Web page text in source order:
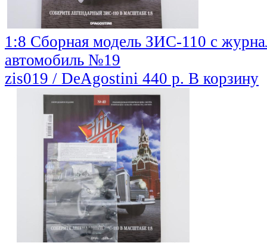
1:8 Сборная модель ЗИС-110 с
автомобиль №19
zis019 / DeAgostini 440 р. В корзину